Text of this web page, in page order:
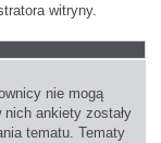
witryny.
nie mogą
ankiety zostały
tematu. Tematy